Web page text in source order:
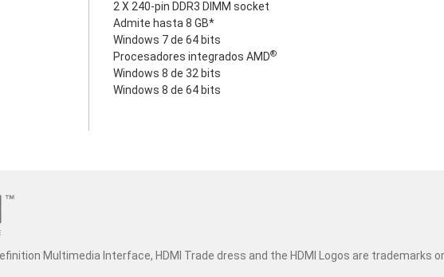
2 X 240-pin DDR3 DIMM socket
Admite hasta 8 GB*
Windows 7 de 64 bits
Procesadores integrados AMD®
Windows 8 de 32 bits
Windows 8 de 64 bits
Multimedia Interface, HDMI Trade dress and the HDMI Logos are trademarks